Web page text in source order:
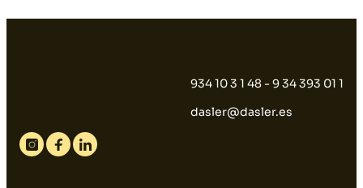
934 10 3 1 48 - 9 34 393 01 1
dasler@dasler.es
Instagram
FacebookLinkedin